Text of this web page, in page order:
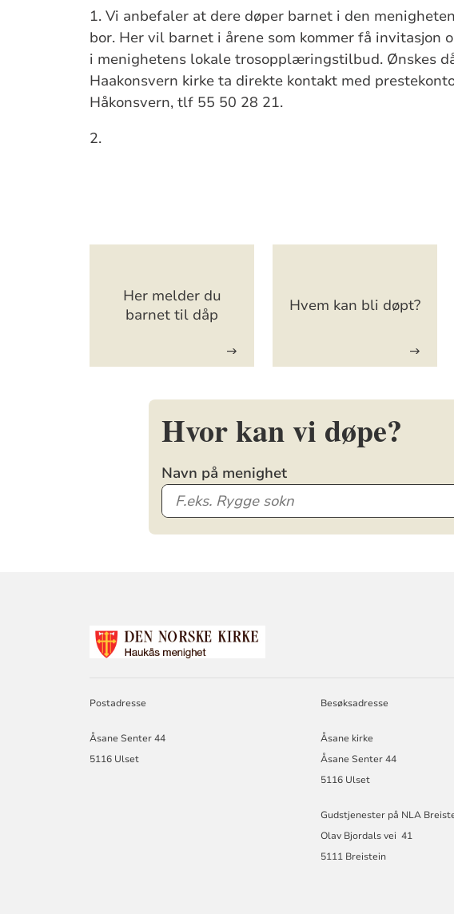
1. Vi anbefaler at dere døper barnet i den
bor. Her vil barnet i årene som kommer få invitasjon
i menighetens lokale trosopplæringstilbud. Ønskes
Haakonsvern kirke ta direkte kontakt med
Håkonsvern, tlf 55 50 28 21.
2.
Her melder du
barnet til dåp
Hvem kan bli døpt?
Hvor kan vi døpe?
Navn på menighet
Postadresse
Åsane Senter 44
5116 Ulset
Besøksadresse
Åsane kirke
Åsane Senter 44
5116 Ulset
Gudstjenester på NLA
Olav Bjordals vei 41
5111 Breistein